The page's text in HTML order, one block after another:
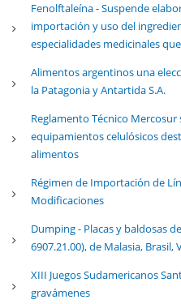
Fenolftaleína - Suspende
importación y uso del
especialidades medicinales
Alimentos argentinos una
la Patagonia y Antartida S.A.
Reglamento Técnico
equipamientos celulósicos
alimentos
Régimen de Importación de
Modificaciones
Dumping - Placas y baldosas
6907.21.00), de Malasia, Brasil,
XIII Juegos Sudamericanos
gravámenes